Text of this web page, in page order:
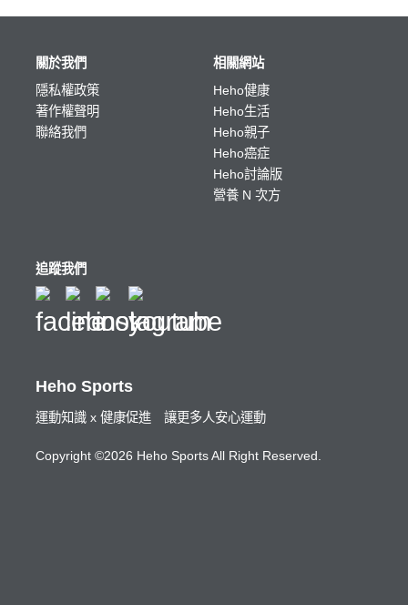
Heho Sports
運動知識 x 健康促進 讓更多人安心運動
Copyright ©2026 Heho Sports All Right Reserved.
關於我們
隱私權政策
著作權聲明
聯絡我們
相關網站
Heho健康
Heho生活
Heho親子
Heho癌症
Heho討論版
營養 N 次方
追蹤我們